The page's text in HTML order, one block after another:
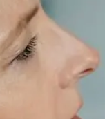
Binnenkort
Alle films